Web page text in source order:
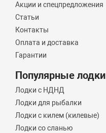
Акции и спецпредложения
Статьи
Контакты
Оплата и доставка
Гарантии
Популярные лодки
Лодки с НДНД
Лодки для рыбалки
Лодки с килем (килевые)
Лодки со сланью